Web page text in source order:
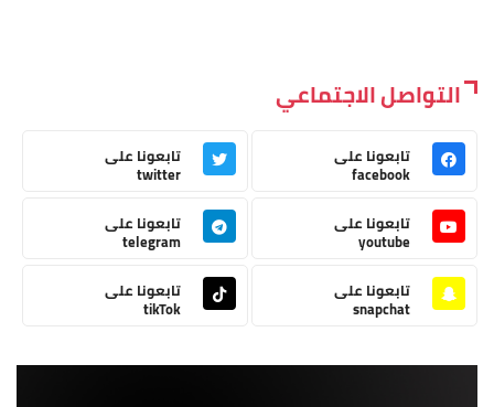
التواصل الاجتماعي
تابعونا على
facebook
تابعونا على
twitter
تابعونا على
youtube
تابعونا على
telegram
تابعونا على
snapchat
تابعونا على
tikTok